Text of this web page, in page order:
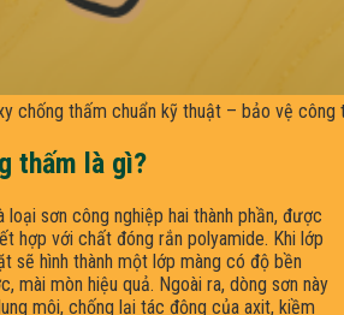
chống thấm chuẩn kỹ thuật – bảo vệ công
thấm là gì?
loại sơn công nghiệp hai thành phần, được
hợp với chất đóng rắn polyamide. Khi lớp
sẽ hình thành một lớp màng có độ bền
mài mòn hiệu quả. Ngoài ra, dòng sơn này
môi, chống lại tác động của axit, kiềm